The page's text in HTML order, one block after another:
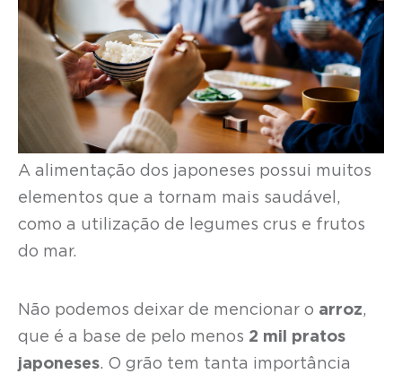
A alimentação dos japoneses possui muitos
elementos que a tornam mais saudável,
como a utilização de legumes crus e frutos
do mar.
Não podemos deixar de mencionar o arroz,
que é a base de pelo menos 2 mil pratos
japoneses. O grão tem tanta importância